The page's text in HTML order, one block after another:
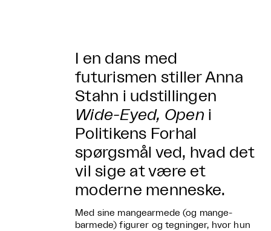
I en dans med
futurismen stiller Anna
Stahn i udstillingen
Wide-Eyed, Open i
Politikens Forhal
spørgsmål ved, hvad det
vil sige at være et
moderne menneske.
Med sine mangearmede (og mange-
barmede) figurer og tegninger, hvor hun